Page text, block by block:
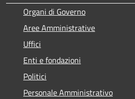
Organi di Governo
Aree Amministrative
Uffici
Enti e fondazioni
Politici
Personale Amministrativo